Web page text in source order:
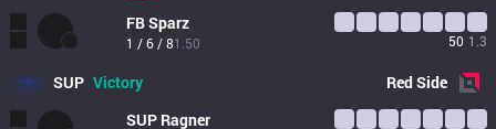
FBSparz
1 / 6 / 81.50 50 1.3
SUP Victory RedSide
SUP Ragner